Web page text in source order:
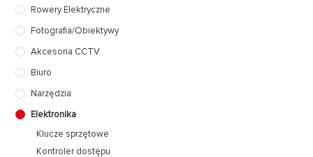
Rowery Elektryczne
Fotografia/Obiektywy
Akcesoria CCTV
Biuro
Narzędzia
Elektronika
Klucze sprzętowe
Kontroler dostępu